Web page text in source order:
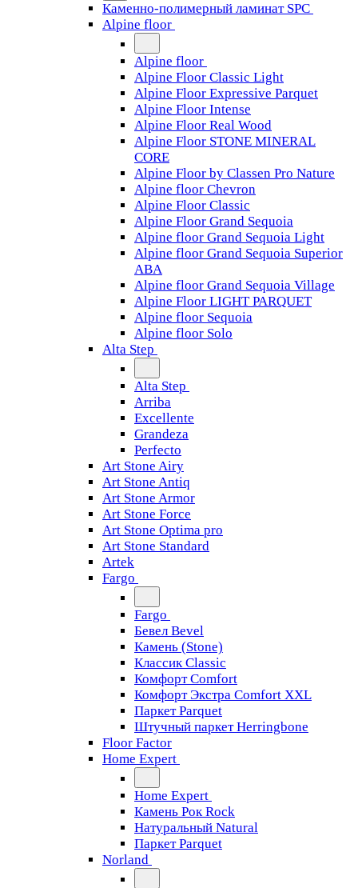
Каменно-полимерный ламинат SPC
Alpine floor
Alpine floor
Alpine Floor Classic Light
Alpine Floor Expressive Parquet
Alpine Floor Intense
Alpine Floor Real Wood
Alpine Floor STONE MINERAL
CORE
Alpine Floor by Classen Pro Nature
Alpine floor Chevron
Alpine Floor Classic
Alpine Floor Grand Sequoia
Alpine floor Grand Sequoia Light
Alpine floor Grand Sequoia Superior
ABA
Alpine floor Grand Sequoia Village
Alpine Floor LIGHT PARQUET
Alpine floor Sequoia
Alpine floor Solo
Alta Step
Alta Step
Arriba
Excellente
Grandeza
Perfecto
Art Stone Airy
Art Stone Antiq
Art Stone Armor
Art Stone Force
Art Stone Optima pro
Art Stone Standard
Artek
Fargo
Fargo
Бевел Bevel
Камень (Stone)
Классик Classic
Комфорт Comfort
Комфорт Экстра Comfort XXL
Паркет Parquet
Штучный паркет Herringbone
Floor Factor
Home Expert
Home Expert
Камень Рок Rock
Натуральный Natural
Паркет Parquet
Norland